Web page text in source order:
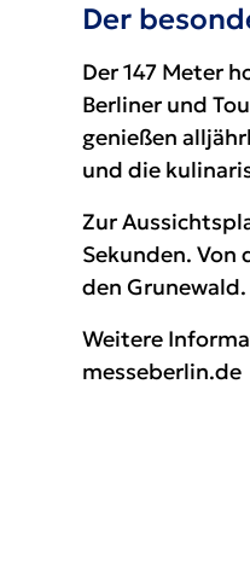
Der
Der 147 Meter
Berliner und
genießen
und die
Zur
Sekunden. Von
den Grunewald.
Weitere
messeberlin.de